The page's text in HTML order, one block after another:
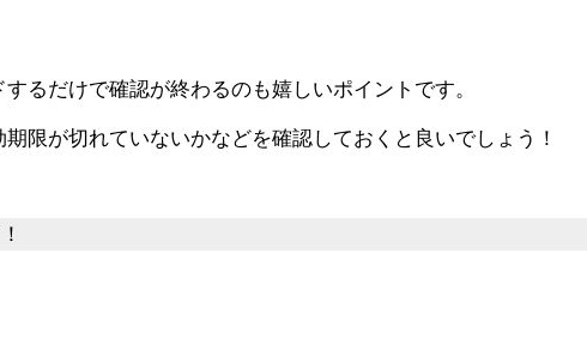
るだけで確認が終わるのも嬉しいポイントです。
限が切れていないかなどを確認しておくと良いでしょう！